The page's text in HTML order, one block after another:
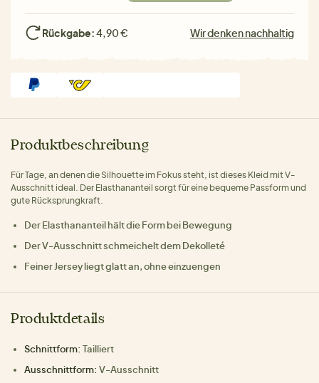
Rückgabe:4,90 € Wir denken nachhaltig
Produktbeschreibung
Für Tage, an denen die Silhouette im Fokus steht, ist dieses Kleid mit V-
Ausschnitt ideal. Der Elasthananteil sorgt für eine bequeme Passform und
gute Rücksprungkraft.
Der Elasthananteil hält die Form bei Bewegung
Der V-Ausschnitt schmeichelt dem Dekolleté
Feiner Jersey liegt glatt an, ohne einzuengen
Produktdetails
Schnittform: Tailliert
Ausschnittform: V-Ausschnitt